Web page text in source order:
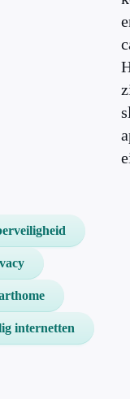
internetten